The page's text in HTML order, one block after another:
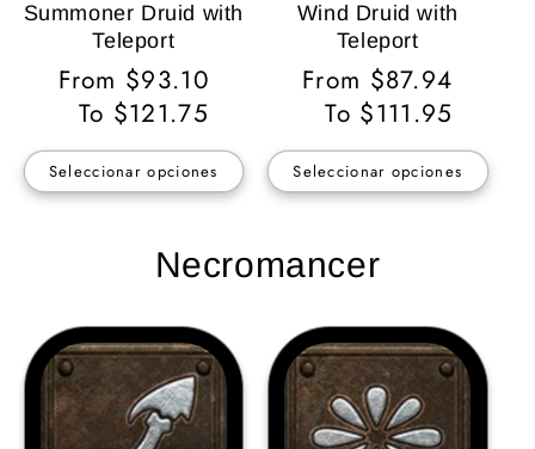
Summoner Druid with
Teleport
Precio
habitual
From $93.10
To $121.75
Seleccionar opciones
Wind Druid with
Teleport
Precio
habitual
From $87.94
To $111.95
Seleccionar opciones
Necromancer